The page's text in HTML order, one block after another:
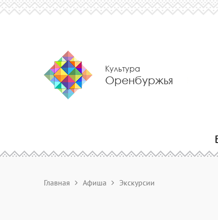
Культура
Оренбуржья
Главная Афиша Экскурсии